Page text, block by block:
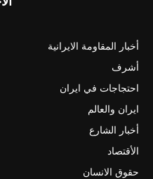
أخبار المقاومة الايرانية
أشرف
احتجاجات في ايران
ايران والعالم
أخبار الشارع
الأقتصاد
حقوق الانسان